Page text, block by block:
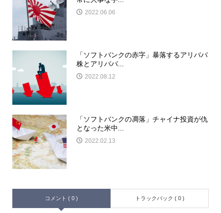
2022.06.06
「ソフトバンクの赤字」暴落するアリババ
株とアリババ...
2022.08.12
「ソフトバンクの凋落」チャイナ投資が仇
となった米中...
2022.02.13
コメント ( 0 ) トラックバック ( 0 )